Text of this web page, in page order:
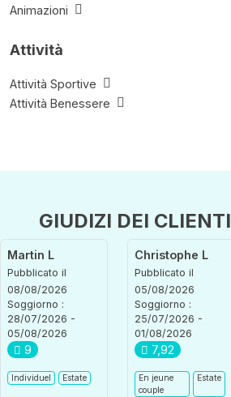
Animazioni
Attività
Attività Sportive
Attività Benessere
GIUDIZI DEI CLIENTI
Martin L
Pubblicato il
08/08/2026
Soggiorno :
28/07/2026 -
05/08/2026
9
Individuel Estate
Christophe L
Pubblicato il
05/08/2026
Soggiorno :
25/07/2026 -
01/08/2026
7,92
En jeune
couple
Estate